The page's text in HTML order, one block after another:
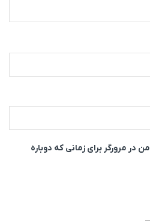
در مرورگر برای زمانی که دوباره